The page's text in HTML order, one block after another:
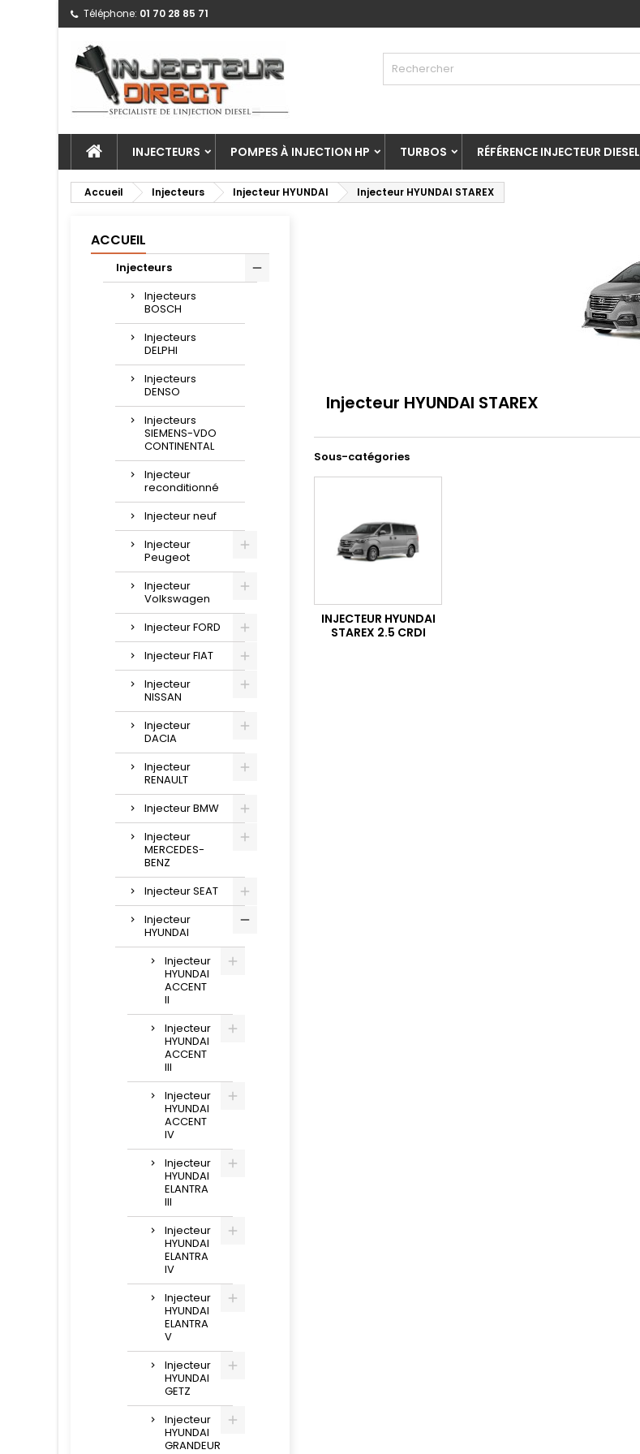
Téléphone: 01 70 28 85 71
INJECTEURS POMPES À INJECTION HP TURBOS RÉFÉRENCE INJECTEUR DIESEL
Accueil Injecteurs Injecteur HYUNDAI Injecteur HYUNDAI STAREX
ACCUEIL
Injecteurs
Injecteurs
BOSCH
Injecteurs
DELPHI
Injecteurs
DENSO
Injecteurs
SIEMENS-VDO
CONTINENTAL
Injecteur
reconditionné
Injecteur neuf
Injecteur
Peugeot
Injecteur
Volkswagen
Injecteur FORD
Injecteur FIAT
Injecteur
NISSAN
Injecteur
DACIA
Injecteur
RENAULT
Injecteur BMW
Injecteur
MERCEDES-
BENZ
Injecteur SEAT
Injecteur
HYUNDAI
Injecteur
HYUNDAI
ACCENT
II
Injecteur
HYUNDAI
ACCENT
III
Injecteur
HYUNDAI
ACCENT
IV
Injecteur
HYUNDAI
ELANTRA
III
Injecteur
HYUNDAI
ELANTRA
IV
Injecteur
HYUNDAI
ELANTRA
V
Injecteur
HYUNDAI
GETZ
Injecteur
HYUNDAI
GRANDEUR
Injecteur HYUNDAI STAREX
Sous-catégories
INJECTEUR HYUNDAI
STAREX 2.5 CRDI